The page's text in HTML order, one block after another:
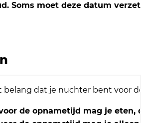
Soms moet deze datum verzet
belang dat je nuchter bent voor de
de opnametijd mag je eten,